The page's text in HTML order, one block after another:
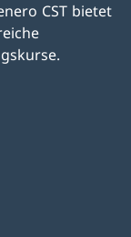
CST bietet